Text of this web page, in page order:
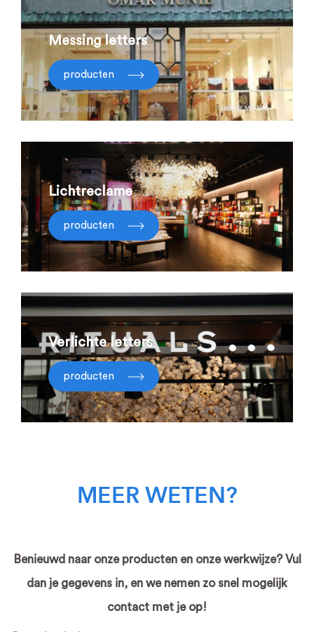
Messing letters
producten
Lichtreclame
producten
Verlichte letters
producten
MEER WETEN?
Benieuwd naar onze producten en onze werkwijze? Vul
dan je gegevens in, en we nemen zo snel mogelijk
contact met je op!